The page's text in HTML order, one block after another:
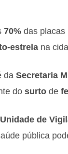
70% das placas
estrela na
da Secretaria
do surto de
Unidade de
pública